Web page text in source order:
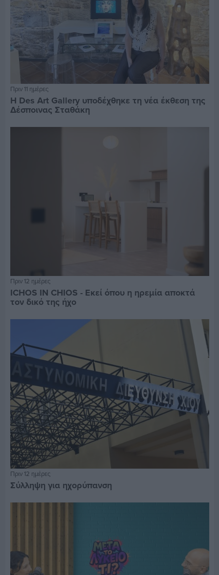
Πριν 11 ημέρες
Η Des Art Gallery υποδέχθηκε τη νέα έκθεση της
Δέσποινας Σταθάκη
Πριν 12 ημέρες
ICHOS IN CHIOS - Εκεί όπου η ηρεμία αποκτά
τον δικό της ήχο
Πριν 12 ημέρες
Σύλληψη για ηχορύπανση